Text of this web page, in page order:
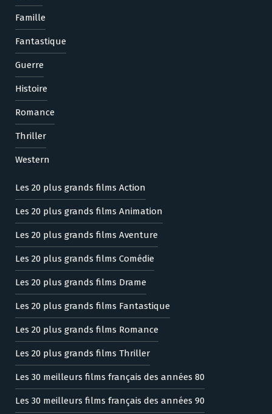
Famille
Fantastique
Guerre
Histoire
Romance
Thriller
Western
Les 20 plus grands films Action
Les 20 plus grands films Animation
Les 20 plus grands films Aventure
Les 20 plus grands films Comédie
Les 20 plus grands films Drame
Les 20 plus grands films Fantastique
Les 20 plus grands films Romance
Les 20 plus grands films Thriller
Les 30 meilleurs films français des années 80
Les 30 meilleurs films français des années 90